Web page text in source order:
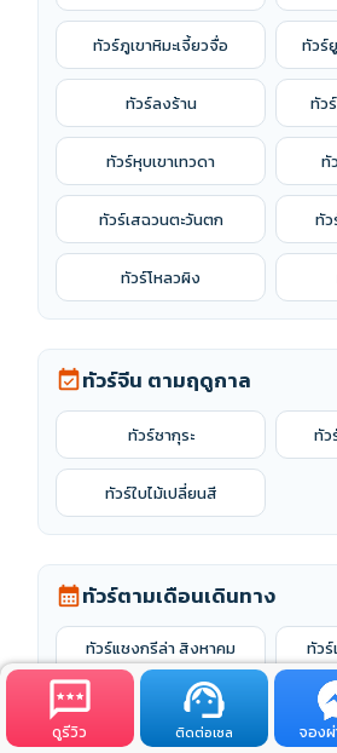
ทัวร์พรีเมี่ยม
ทัวร์มองโกเลียใน
ทัวร์ลาซา
ทัวร์สิบสองปันนา
ทัวร์หนานจิง
ทัวร์หนานหนิง
ทัวร์หนิงไห่
ทัวร์หวงซาน
ทัวร์อาปาโจว
ทัวร์ฮาร์บิน
ทัวร์เฉิงตู
ทัวร์ภูเขาหิมะเจี้ยวจื่อ ทัวร์
ทัวร์ลงร้าน ทัว
ทัวร์หุบเขาเทวดา ทั
ทัวร์เสฉวนตะวันตก ทัว
ทัวร์โหลวผิง
event_availableทัวร์จีน ตามฤดูกาล
ทัวร์ซากุระ ทัว
ทัวร์ใบไม้เปลี่ยนสี
calendar_monthทัวร์ตามเดือนเดินทาง
ทัวร์แชงกรีล่า สิงหาคม
2569
ทัว
ทัวร์แชงกรีล่า ตุลาคม 2569
ทัวร์
ดูรีวิว ติดต่อเซล จองผ่